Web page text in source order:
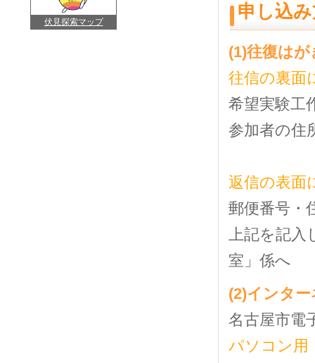
申し込
(1)往復はが
往信の裏面
希望実験工
参加者の住
返信の表面
郵便番号・
上記を記
室」係へ
(2)インタ
名古屋市電
パソコン用
伏見探索マップ